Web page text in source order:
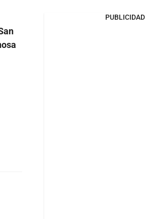
PUBLICIDAD